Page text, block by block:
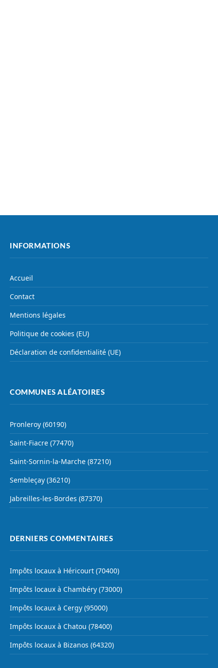
INFORMATIONS
Accueil
Contact
Mentions légales
Politique de cookies (EU)
Déclaration de confidentialité (UE)
COMMUNES ALÉATOIRES
Pronleroy (60190)
Saint-Fiacre (77470)
Saint-Sornin-la-Marche (87210)
Sembleçay (36210)
Jabreilles-les-Bordes (87370)
DERNIERS COMMENTAIRES
Impôts locaux à Héricourt (70400)
Impôts locaux à Chambéry (73000)
Impôts locaux à Cergy (95000)
Impôts locaux à Chatou (78400)
Impôts locaux à Bizanos (64320)